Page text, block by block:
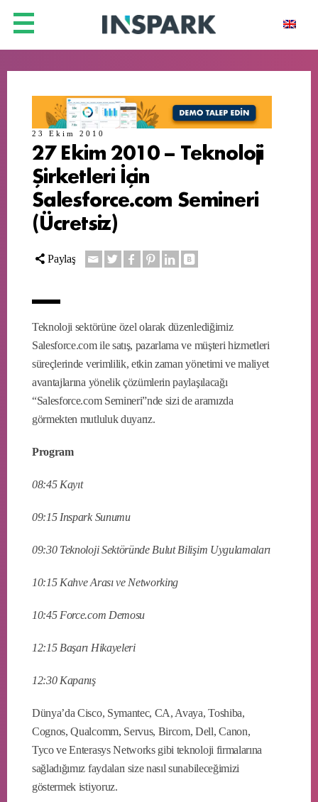
23 Ekim 2010
27 Ekim 2010 – Teknoloji
Şirketleri İçin
Salesforce.com Semineri
(Ücretsiz)
Paylaş
Teknoloji sektörüne özel olarak düzenlediğimiz
Salesforce.com ile satış, pazarlama ve müşteri hizmetleri
süreçlerinde verimlilik, etkin zaman yönetimi ve maliyet
avantajlarına yönelik çözümlerin paylaşılacağı
“Salesforce.com Semineri”nde sizi de aramızda
görmekten mutluluk duyarız.
Program
08:45 Kayıt
09:15 Inspark Sunumu
09:30 Teknoloji Sektöründe Bulut Bilişim Uygulamaları
10:15 Kahve Arası ve Networking
10:45 Force.com Demosu
12:15 Başarı Hikayeleri
12:30 Kapanış
Dünya’da Cisco, Symantec, CA, Avaya, Toshiba,
Cognos, Qualcomm, Servus, Bircom, Dell, Canon,
Tyco ve Enterasys Networks gibi teknoloji firmalarına
sağladığımız faydaları size nasıl sunabileceğimizi
göstermek istiyoruz.